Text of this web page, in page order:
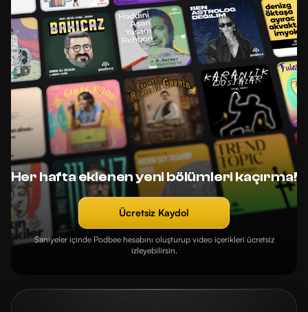
Her hafta eklenen yeni bölümleri kaçırma!
Ücretsiz Kaydol
Saniyeler içinde Podbee hesabını oluşturup video içerikleri ücretsiz
izleyebilirsin.